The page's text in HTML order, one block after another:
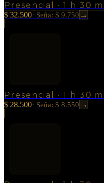
Presencial · 1 h 30
$ 32.500· Seña: $ 9.750 →
Presencial · 1 h 30
$ 28.500· Seña: $ 8.550 →